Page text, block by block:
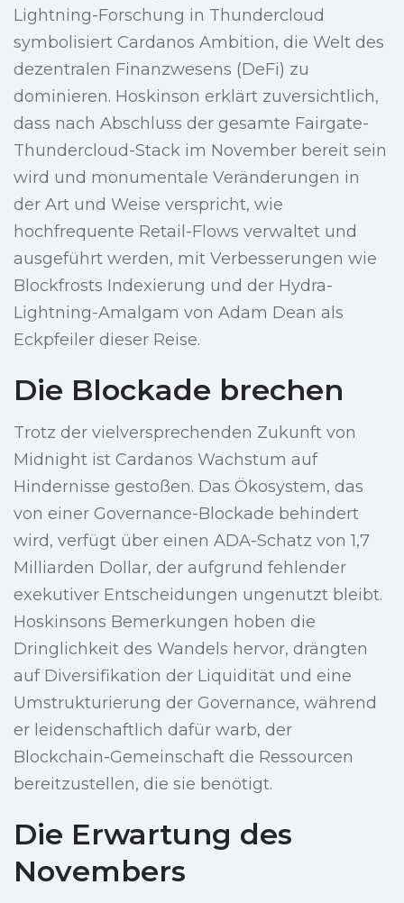
Lightning-Forschung in Thundercloud
symbolisiert Cardanos Ambition, die Welt des
dezentralen Finanzwesens (DeFi) zu
dominieren. Hoskinson erklärt zuversichtlich,
dass nach Abschluss der gesamte Fairgate-
Thundercloud-Stack im November bereit sein
wird und monumentale Veränderungen in
der Art und Weise verspricht, wie
hochfrequente Retail-Flows verwaltet und
ausgeführt werden, mit Verbesserungen wie
Blockfrosts Indexierung und der Hydra-
Lightning-Amalgam von Adam Dean als
Eckpfeiler dieser Reise.
Die Blockade brechen
Trotz der vielversprechenden Zukunft von
Midnight ist Cardanos Wachstum auf
Hindernisse gestoßen. Das Ökosystem, das
von einer Governance-Blockade behindert
wird, verfügt über einen ADA-Schatz von 1,7
Milliarden Dollar, der aufgrund fehlender
exekutiver Entscheidungen ungenutzt bleibt.
Hoskinsons Bemerkungen hoben die
Dringlichkeit des Wandels hervor, drängten
auf Diversifikation der Liquidität und eine
Umstrukturierung der Governance, während
er leidenschaftlich dafür warb, der
Blockchain-Gemeinschaft die Ressourcen
bereitzustellen, die sie benötigt.
Die Erwartung des
Novembers